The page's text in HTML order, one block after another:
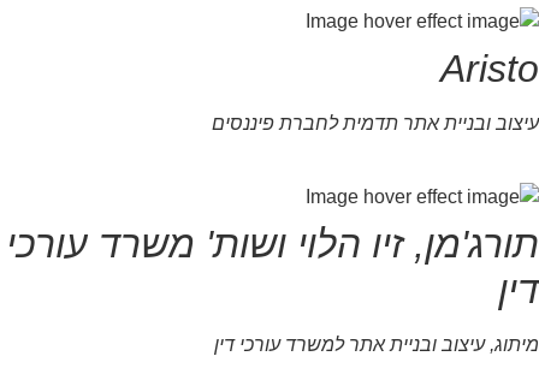
Aristo
עיצוב ובניית אתר תדמית לחברת פיננסים
תורג'מן, זיו הלוי ושות' משרד עורכי
דין
מיתוג, עיצוב ובניית אתר למשרד עורכי דין